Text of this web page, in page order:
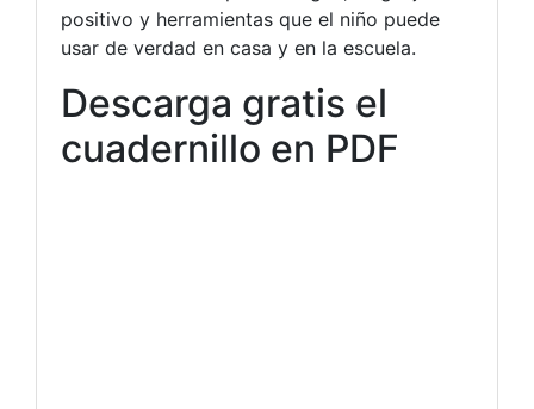
positivo y herramientas que el niño puede
usar de verdad en casa y en la escuela.
Descarga gratis el
cuadernillo en PDF